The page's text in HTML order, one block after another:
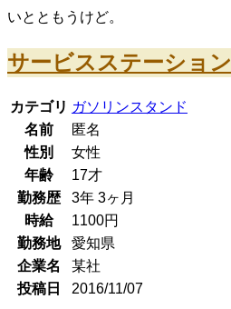
いとともうけど。
サービスステーション
カテゴリ ガソリンスタンド
名前
匿名
性別
女性
年齢
17才
勤務歴
3年 3ヶ月
時給
1100円
勤務地
愛知県
企業名
某社
投稿日
2016/11/07